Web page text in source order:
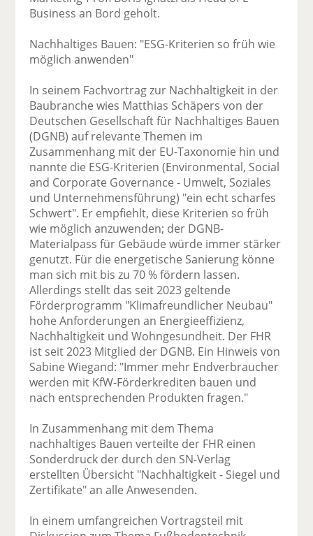
Business an Bord geholt.
Nachhaltiges Bauen: "ESG-Kriterien so früh wie
möglich anwenden"
In seinem Fachvortrag zur Nachhaltigkeit in der
Baubranche wies Matthias Schäpers von der
Deutschen Gesellschaft für Nachhaltiges Bauen
(DGNB) auf relevante Themen im
Zusammenhang mit der EU-Taxonomie hin und
nannte die ESG-Kriterien (Environmental, Social
and Corporate Governance - Umwelt, Soziales
und Unternehmensführung) "ein echt scharfes
Schwert". Er empfiehlt, diese Kriterien so früh
wie möglich anzuwenden; der DGNB-
Materialpass für Gebäude würde immer stärker
genutzt. Für die energetische Sanierung könne
man sich mit bis zu 70 % fördern lassen.
Allerdings stellt das seit 2023 geltende
Förderprogramm "Klimafreundlicher Neubau"
hohe Anforderungen an Energieeffizienz,
Nachhaltigkeit und Wohngesundheit. Der FHR
ist seit 2023 Mitglied der DGNB. Ein Hinweis von
Sabine Wiegand: "Immer mehr Endverbraucher
werden mit KfW-Förderkrediten bauen und
nach entsprechenden Produkten fragen."
In Zusammenhang mit dem Thema
nachhaltiges Bauen verteilte der FHR einen
Sonderdruck der durch den SN-Verlag
erstellten Übersicht "Nachhaltigkeit - Siegel und
Zertifikate" an alle Anwesenden.
In einem umfangreichen Vortragsteil mit